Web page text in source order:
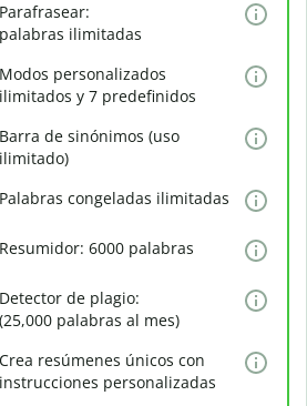
Parafrasear:
palabras ilimitadas
Modos personalizados
ilimitados y 7 predefinidos
Barra de sinónimos (uso
ilimitado)
Palabras congeladas ilimitadas
Resumidor: 6000 palabras
Detector de plagio:
(25,000 palabras al mes)
Crea resúmenes únicos con
instrucciones personalizadas